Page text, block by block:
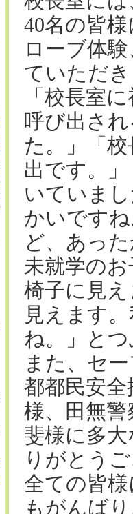
40名の皆
ローブ体
ていただ
「校長室
呼び出さ
た。」「
出です。
いていま
かいです
ど、あっ
未就学の
椅子に見
見えます
ね。」と
また、セ
都都民安
様、田無
斐様に多
りがとう
全ての皆
もがんば